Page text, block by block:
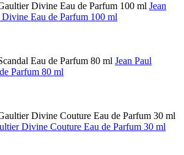
Jean
Eau de Parfum 100 ml
Jean Paul
Parfum 80 ml
Divine Couture Eau de Parfum 30 ml